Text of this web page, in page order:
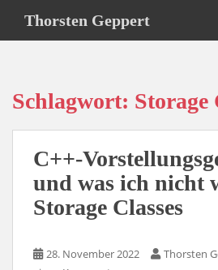
i
Thorsten Geppert
Schlagwort: Storage
C++-
und was ich nicht
Storage Classes
28. November 2022 Thorsten